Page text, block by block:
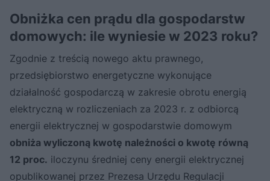
Obniżka cen prądu dla gospodarstw
domowych: ile wyniesie w 2023 roku?
Zgodnie z treścią nowego aktu prawnego,
przedsiębiorstwo energetyczne wykonujące
działalność gospodarczą w zakresie obrotu energią
elektryczną w rozliczeniach za 2023 r. z odbiorcą
energii elektrycznej w gospodarstwie domowym
obniża wyliczoną kwotę należności o kwotę równą
12 proc. iloczynu średniej ceny energii elektrycznej
opublikowanej przez Prezesa Urzędu Regulacji